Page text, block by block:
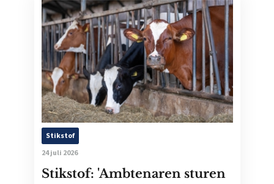
Stikstof
24 juli 2026
Stikstof: 'Ambtenaren sturen